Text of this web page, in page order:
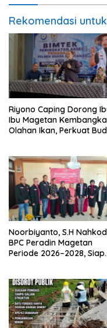
Rekomendasi
Riyono Caping Dorong
Ibu Magetan
Olahan Ikan, Perkuat
Noorbiyanto, S.H
BPC Peradin Magetan
Periode 2026–2028, Siap